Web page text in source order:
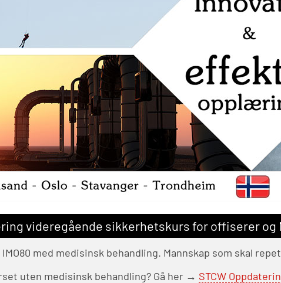
videregående sikkerhetskurs for offiserer og
med medisinsk behandling. Mannskap som skal
uten medisinsk behandling? Gå her → STCW